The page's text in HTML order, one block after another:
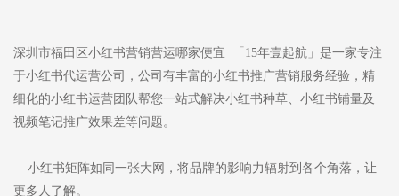
深圳市福田区小红书营销营运哪家便宜 「15年壹起航」是一家专注
于小红书代运营公司，公司有丰富的小红书推广营销服务经验，精
细化的小红书运营团队帮您一站式解决小红书种草、小红书铺量及
视频笔记推广效果差等问题。
小红书矩阵如同一张大网，将品牌的影响力辐射到各个角落，让
更多人了解。